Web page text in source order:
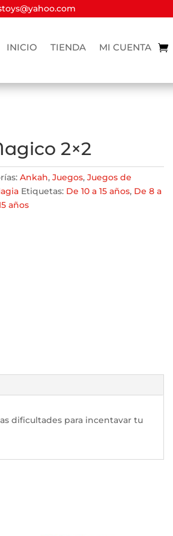
INICIO TIENDA MI CUENTA
2×2
Ankah,Juegos,Juegos de
Etiquetas: De 10 a 15 años, De 8 a
años
dificultades para incentavar tu